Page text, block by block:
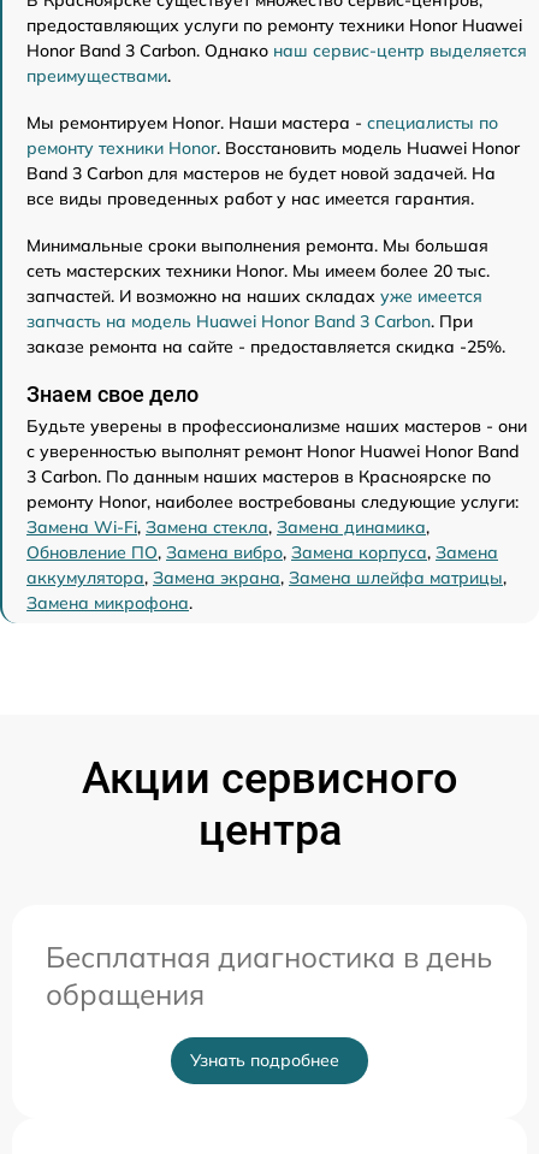
предоставляющих услуги по ремонту техники Honor Huawei
Honor Band 3 Carbon. Однако наш сервис-центр выделяется
преимуществами.
Мы ремонтируем Honor. Наши мастера - специалисты по
ремонту техники Honor. Восстановить модель Huawei Honor
Band 3 Carbon для мастеров не будет новой задачей. На
все виды проведенных работ у нас имеется гарантия.
Минимальные сроки выполнения ремонта. Мы большая
сеть мастерских техники Honor. Мы имеем более 20 тыс.
запчастей. И возможно на наших складах уже имеется
запчасть на модель Huawei Honor Band 3 Carbon. При
заказе ремонта на сайте - предоставляется скидка -25%.
Знаем свое дело
Будьте уверены в профессионализме наших мастеров - они
с уверенностью выполнят ремонт Honor Huawei Honor Band
3 Carbon. По данным наших мастеров в Красноярске по
ремонту Honor, наиболее востребованы следующие услуги:
Замена Wi-Fi, Замена стекла, Замена динамика,
Обновление ПО, Замена вибро, Замена корпуса, Замена
аккумулятора, Замена экрана, Замена шлейфа матрицы,
Замена микрофона.
Акции сервисного
центра
Бесплатная диагностика в день
обращения
Узнать подробнее